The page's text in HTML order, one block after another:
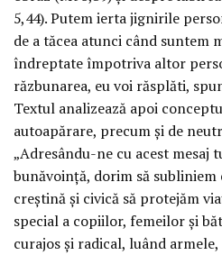
5,44). Putem ierta jignirile
de a tăcea atunci când suntem
îndreptate împotriva altor
răzbunarea, eu voi răsplăti,
Textul analizează apoi
autoapărare, precum și de
„Adresându-ne cu acest mesaj
bunăvoință, dorim să subliniem
creștină și civică să protejăm
special a copiilor, femeilor și
curajos și radical, luând